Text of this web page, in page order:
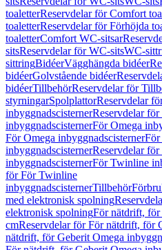
toaletterReservdelar för Comfort
toaletterReservdelar för Förhöjda
toaletterComfort WC-sitsar
sitsReservdelar för WC-sitsWC-
sittringBidéerVägghängda bidéer
bidéerGolvstående bidéer
bidéerTillbehörReservdelar för
styrningarSpolplattorReservdelar
inbyggnadscisternerReservdelar för
inbyggnadscisternerFör Omega
För Omega inbyggnadscisternerFör
inbyggnadscisternerReservdelar
inbyggnadscisternerFör Twinline
för För Twinline
inbyggnadscisternerTillbehör
med elektronisk spolning
elektronisk spolningFör nätdrift, för
cmReservdelar för För nätdrift, för
nätdrift, för Geberit Omega